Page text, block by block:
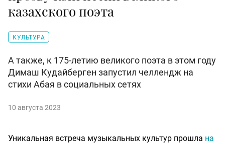
казахского поэта
КУЛЬТУРА
А также, к 175-летию великого поэта в этом году
Димаш Кудайберген запустил челлендж на
стихи Абая в социальных сетях
10 августа 2023
Уникальная встреча музыкальных культур прошла на